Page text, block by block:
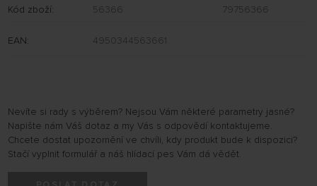
Kód zboží: 56366 79756366
EAN: 4950344563661
Nevíte si rady s výběrem? Nejsou Vám některé parametry jasné?
Napište nám Váš dotaz a my Vás s odpovědí kontaktujeme.
Chcete dostat upozornění ve chvíli, kdy produkt bude k dispozici?
Stačí vyplnit formulář a náš hlídací pes Vám dá vědět.